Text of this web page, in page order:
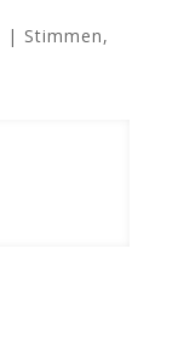
| Stimmen,